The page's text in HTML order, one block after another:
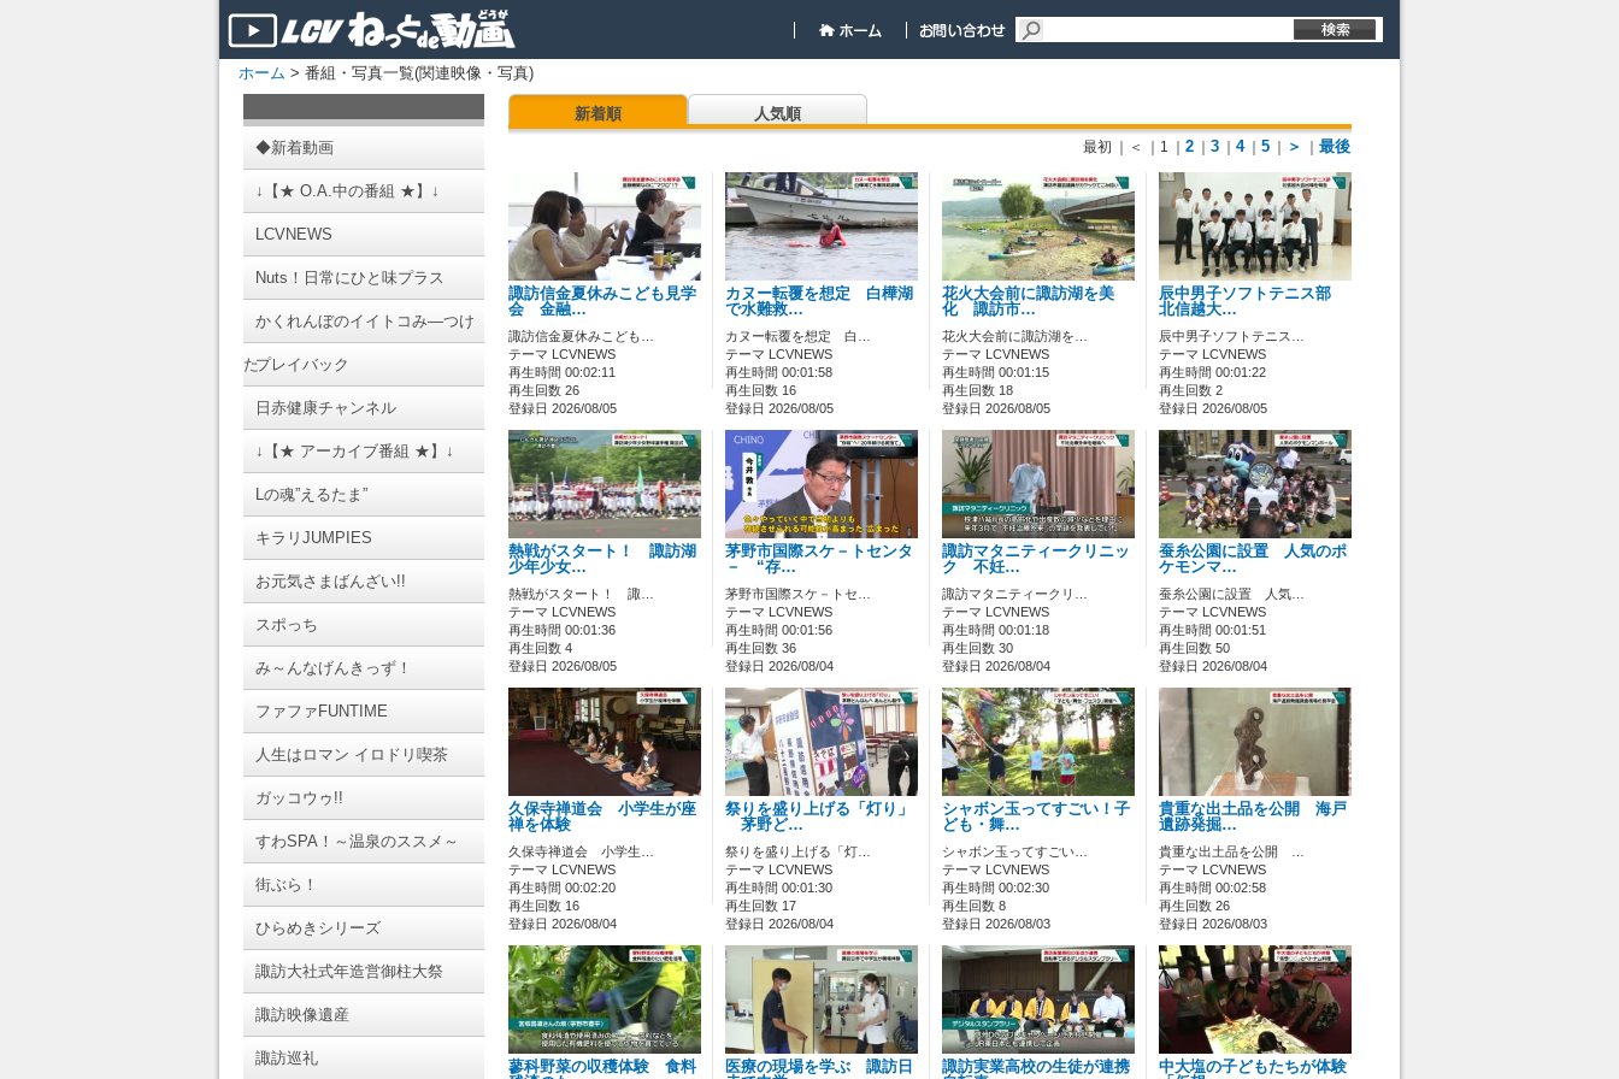
ホーム > 番組・写真一覧(関連映像・写真)
◆新着動画
↓【★ O.A.中の番組 ★】↓
LCVNEWS
Nuts！日常にひと味プラス
かくれんぼのイイトコみ―つけ
たプレイバック
日赤健康チャンネル
↓【★ アーカイブ番組 ★】↓
Lの魂”えるたま”
キラリJUMPIES
お元気さまばんざい!!
スポっち
み～んなげんきっず！
ファファFUNTIME
人生はロマン イロドリ喫茶
ガッコウゥ!!
すわSPA！～温泉のススメ～
街ぶら！
ひらめきシリーズ
諏訪大社式年造営御柱大祭
諏訪映像遺産
諏訪巡礼
新着順 人気順
最初 ｜＜ ｜1 2 3 4 5 ＞ 最後
諏訪信金夏休みこども見学
会 金融…
諏訪信金夏休みこども…
テーマ LCVNEWS
再生時間 00:02:11
再生回数 26
登録日 2026/08/05
カヌー転覆を想定 白樺湖
で水難救…
カヌー転覆を想定 白…
テーマ LCVNEWS
再生時間 00:01:58
再生回数 16
登録日 2026/08/05
花火大会前に諏訪湖を美
化 諏訪市…
花火大会前に諏訪湖を…
テーマ LCVNEWS
再生時間 00:01:15
再生回数 18
登録日 2026/08/05
辰中男子ソフトテニス部
北信越大…
辰中男子ソフトテニス…
テーマ LCVNEWS
再生時間 00:01:22
再生回数 2
登録日 2026/08/05
熱戦がスタート！ 諏訪湖
少年少女…
熱戦がスタート！ 諏…
テーマ LCVNEWS
再生時間 00:01:36
再生回数 4
登録日 2026/08/05
茅野市国際スケ－トセンタ
－ “存…
茅野市国際スケ－トセ…
テーマ LCVNEWS
再生時間 00:01:56
再生回数 36
登録日 2026/08/04
諏訪マタニティークリニッ
ク 不妊…
諏訪マタニティークリ…
テーマ LCVNEWS
再生時間 00:01:18
再生回数 30
登録日 2026/08/04
蚕糸公園に設置 人気のポ
ケモンマ…
蚕糸公園に設置 人気…
テーマ LCVNEWS
再生時間 00:01:51
再生回数 50
登録日 2026/08/04
久保寺禅道会 小学生が座
禅を体験
久保寺禅道会 小学生…
テーマ LCVNEWS
再生時間 00:02:20
再生回数 16
登録日 2026/08/04
祭りを盛り上げる「灯り」
茅野ど…
祭りを盛り上げる「灯…
テーマ LCVNEWS
再生時間 00:01:30
再生回数 17
登録日 2026/08/04
シャボン玉ってすごい！子
ども・舞…
シャボン玉ってすごい…
テーマ LCVNEWS
再生時間 00:02:30
再生回数 8
登録日 2026/08/03
貴重な出土品を公開 海戸
遺跡発掘…
貴重な出土品を公開 …
テーマ LCVNEWS
再生時間 00:02:58
再生回数 26
登録日 2026/08/03
蓼科野菜の収穫体験 食料
医療の現場を学ぶ 諏訪日
諏訪実業高校の生徒が連携
中大塩の子どもたちが体験